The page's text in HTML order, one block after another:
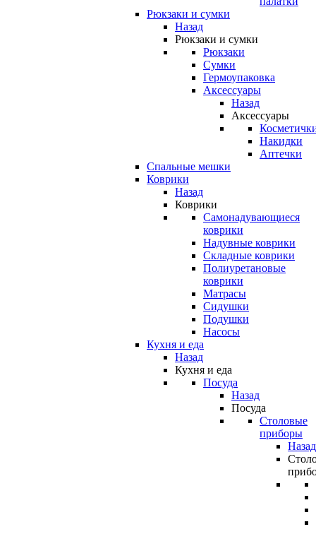
Рюкзаки и сумки
Назад
Рюкзаки и сумки
Рюкзаки
Сумки
Гермоупаковка
Аксессуары
Назад
Аксессуары
Накидки
Аптечки
Спальные мешки
Коврики
Назад
Коврики
Самонадувающиеся
коврики
Надувные коврики
Складные коврики
Полиуретановые
коврики
Матрасы
Сидушки
Подушки
Насосы
Кухня и еда
Назад
Кухня и еда
Посуда
Назад
Посуда
Столовые
приборы
Назад